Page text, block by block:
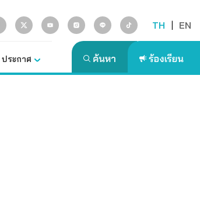
TH | EN
ประกาศ